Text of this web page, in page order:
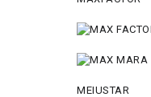
MEIUSTAR